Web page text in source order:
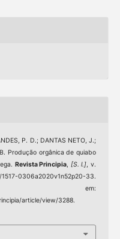
P. D.; DANTAS NETO, J.;
Produção orgânica de quiabo
Revista Principia, [S. l.], v.
0306a2020v1n52p20-33.
em:
article/view/3288.